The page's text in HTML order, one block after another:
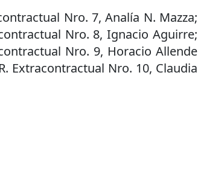
Nro. 7, Analía N. Mazza;
Nro. 8, Ignacio Aguirre;
Nro. 9, Horacio Allende
Extracontractual Nro. 10, Claudia